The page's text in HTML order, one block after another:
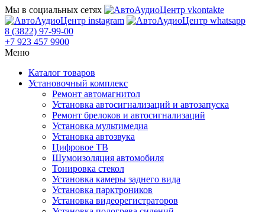
Мы в социальных сетях
8 (3822) 97-99-00
+7 923 457 9900
Меню
Каталог товаров
Установочный комплекс
Ремонт автомагнитол
Установка автосигнализаций и автозапуска
Ремонт брелоков и автосигнализаций
Установка мультимедиа
Установка автозвука
Цифровое ТВ
Шумоизоляция автомобиля
Тонировка стекол
Установка камеры заднего вида
Установка парктроников
Установка видеорегистраторов